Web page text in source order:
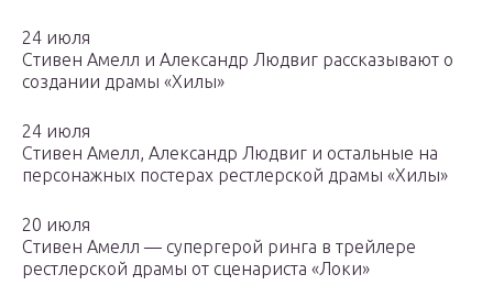
24 июля
Стивен Амелл и Александр Людвиг рассказывают о
создании драмы «Хилы»
24 июля
Стивен Амелл, Александр Людвиг и остальные на
персонажных постерах рестлерской драмы «Хилы»
20 июля
Стивен Амелл — супергерой ринга в трейлере
рестлерской драмы от сценариста «Локи»